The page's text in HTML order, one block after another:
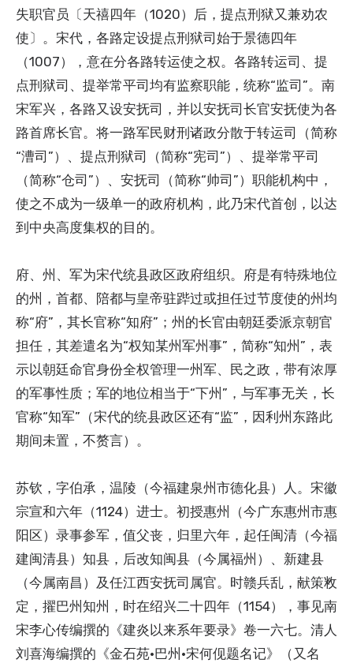
失职官员〔天禧四年（1020）后，提点刑狱又兼劝农
使〕。宋代，各路定设提点刑狱司始于景德四年
（1007），意在分各路转运使之权。各路转运司、提
点刑狱司、提举常平司均有监察职能，统称“监司”。南
宋军兴，各路又设安抚司，并以安抚司长官安抚使为各
路首席长官。将一路军民财刑诸政分散于转运司（简称
“漕司”）、提点刑狱司（简称“宪司”）、提举常平司
（简称“仓司”）、安抚司（简称“帅司”）职能机构中，
使之不成为一级单一的政府机构，此乃宋代首创，以达
到中央高度集权的目的。
府、州、军为宋代统县政区政府组织。府是有特殊地位
的州，首都、陪都与皇帝驻跸过或担任过节度使的州均
称“府”，其长官称“知府”；州的长官由朝廷委派京朝官
担任，其差遣名为“权知某州军州事”，简称“知州”，表
示以朝廷命官身份全权管理一州军、民之政，带有浓厚
的军事性质；军的地位相当于“下州”，与军事无关，长
官称“知军”（宋代的统县政区还有“监”，因利州东路此
期间未置，不赘言）。
苏钦，字伯承，温陵（今福建泉州市德化县）人。宋徽
宗宣和六年（1124）进士。初授惠州（今广东惠州市惠
阳区）录事参军，值父丧，归里六年，起任闽清（今福
建闽清县）知县，后改知闽县（今属福州）、新建县
（今属南昌）及任江西安抚司属官。时赣兵乱，献策敉
定，擢巴州知州，时在绍兴二十四年（1154），事见南
宋李心传编撰的《建炎以来系年要录》卷一六七。清人
刘喜海编撰的《金石苑·巴州·宋何伣题名记》（又名